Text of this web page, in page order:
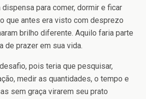
para comer, dormir e ficar
que antes era visto com desprezo
brilho diferente. Aquilo faria parte
de prazer em sua vida.
pois teria que pesquisar,
medir as quantidades, o tempo e
sem graça virarem seu prato